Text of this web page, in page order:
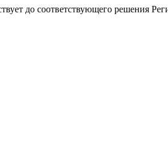
до соответствующего решения